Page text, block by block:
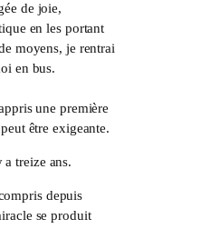
de joie,
en les portant
moyens, je rentrai
en bus.
une première
être exigeante.
a treize ans.
depuis
se produit